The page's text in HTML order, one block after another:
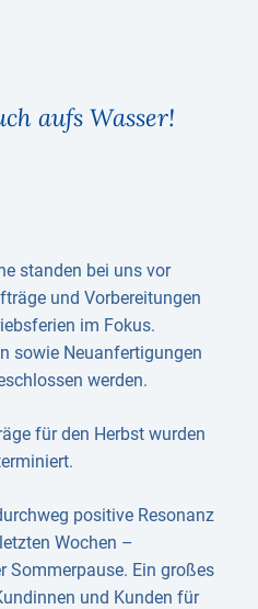
aufs Wasser!
standen bei uns vor
und Vorbereitungen
im Fokus.
sowie Neuanfertigungen
werden.
für den Herbst wurden
positive Resonanz
Wochen –
Sommerpause. Ein großes
und Kunden für